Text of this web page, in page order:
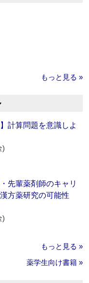
もっと見る »
計算問題を意識しよ
)
先輩薬剤師のキャリ
方薬研究の可能性
)
もっと見る »
薬学生向け書籍 »